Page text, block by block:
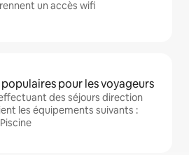
un accès wifi
pour les voyageurs
des séjours direction
les équipements suivants :